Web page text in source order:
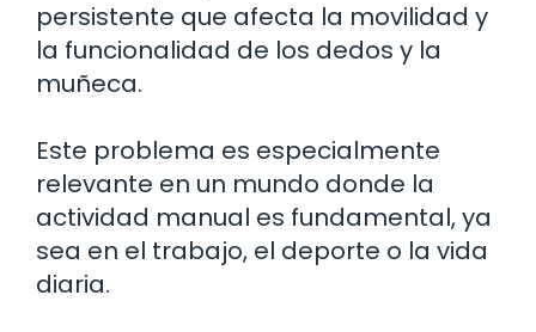
persistente que afecta la movilidad y
la funcionalidad de los dedos y la
muñeca.
Este problema es especialmente
relevante en un mundo donde la
actividad manual es fundamental, ya
sea en el trabajo, el deporte o la vida
diaria.